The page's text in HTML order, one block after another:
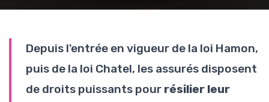
Depuis l'entrée en vigueur de la loi Hamon,
puis de la loi Chatel, les assurés disposent
de droits puissants pour résilier leur